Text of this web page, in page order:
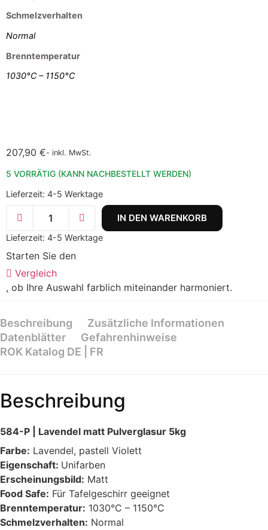
Schmelzverhalten
Normal
Brenntemperatur
1030°C – 1150°C
207,90 €- inkl. MwSt.
5 VORRÄTIG (KANN NACHBESTELLT WERDEN)
Lieferzeit: 4-5 Werktage
Lavendel
|
Pulver
5kg
|
1030°C-
IN DEN WARENKORB
Lieferzeit: 4-5 Werktage
Starten Sie den
Vergleich
, ob Ihre Auswahl farblich miteinander harmoniert.
Beschreibung
Zusätzliche Informationen
Datenblätter
Gefahrenhinweise
ROK Katalog DE | FR
Beschreibung
584-P | Lavendel matt Pulverglasur 5kg
Farbe: Lavendel, pastell Violett
Eigenschaft: Unifarben
Erscheinungsbild: Matt
Food Safe: Für Tafelgeschirr geeignet
Brenntemperatur: 1030°C – 1150°C
Schmelzverhalten: Normal